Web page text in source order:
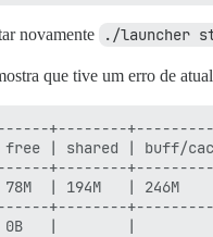
novamente ./launcher
que tive um erro de
+--------
| shared | buff/
+--------
78M  | 194M   |
+--------
| 0B   |        |